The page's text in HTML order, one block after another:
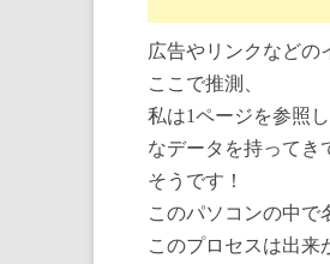
広告やリンクなどの
ここで推測、
私は1ページを参照
なデータを持ってき
そうです！
このパソコンの中で
このプロセスは出来